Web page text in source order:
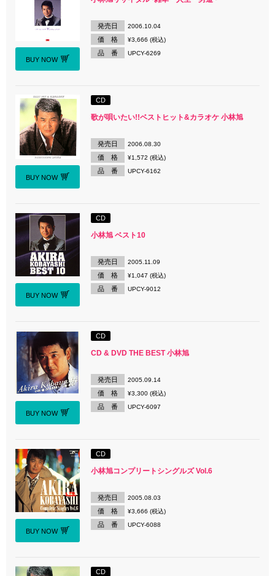
BUY NOW
発売日 2006.10.04
価 格 ¥3,666 (税込)
品 番 UPCY-6269
BUY NOW
CD
歌が唄いたい!!ベストヒット&カラオケ 小林旭
発売日 2006.08.30
価 格 ¥1,572 (税込)
品 番 UPCY-6162
BUY NOW
CD
小林旭 ベスト10
発売日 2005.11.09
価 格 ¥1,047 (税込)
品 番 UPCY-9012
BUY NOW
CD
CD & DVD THE BEST 小林旭
発売日 2005.09.14
価 格 ¥3,300 (税込)
品 番 UPCY-6097
BUY NOW
CD
小林旭コンプリートシングルズ Vol.6
発売日 2005.08.03
価 格 ¥3,666 (税込)
品 番 UPCY-6088
CD